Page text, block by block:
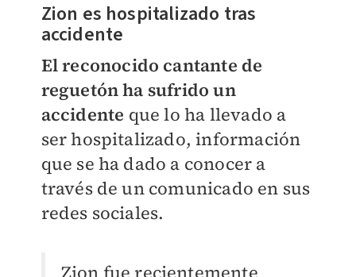
Zion es hospitalizado tras
accidente
El reconocido cantante de
reguetón ha sufrido un
accidente que lo ha llevado a
ser hospitalizado, información
que se ha dado a conocer a
través de un comunicado en sus
redes sociales.